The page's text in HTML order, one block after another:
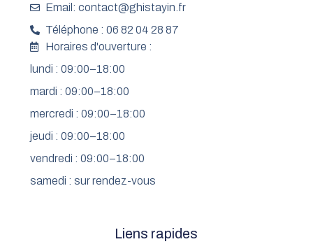
Liens rapides
Email: contact@ghistayin.fr
Téléphone : 06 82 04 28 87
Horaires d'ouverture :
lundi : 09:00–18:00
mardi : 09:00–18:00
mercredi : 09:00–18:00
jeudi : 09:00–18:00
vendredi : 09:00–18:00
samedi : sur rendez-vous